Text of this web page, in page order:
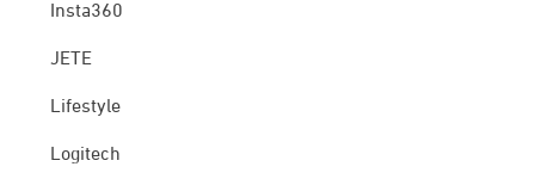
Insta360
JETE
Lifestyle
Logitech